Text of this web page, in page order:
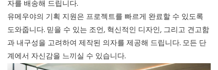
자를 배송해 드립니다.
유메우야의 기획 지원은 프로젝트를 빠르게 완료할 수 있도록
도와줍니다. 믿을 수 있는 조언, 혁신적인 디자인, 그리고 견고함
과 내구성을 고려하여 제작된 의자를 제공해 드립니다. 모든 단
계에서 자신감을 느끼실 수 있습니다.